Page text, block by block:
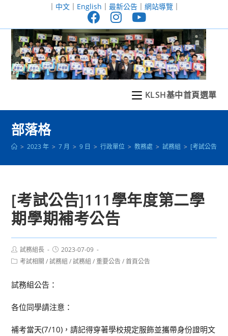
至
｜ 中文｜ English ｜ 最新公告｜ 網站導覽｜
KLSH基中首頁選單
部落格
> 2023 年 > 7 月 > 9 日 > 行政單位 > 教務處 > 試務組 > [考試公告
[考試公告]111學年度第二學
期學期補考公告
Post
author:
試務組長
Post
published:
2023-07-09
Post考試相關 / 試務組 / 試務組 / 重要公告 / 首頁公告
試務組公告：
各位同學請注意：
補考當天(7/10)，請記得穿著學校規定服飾並攜帶身份證明文